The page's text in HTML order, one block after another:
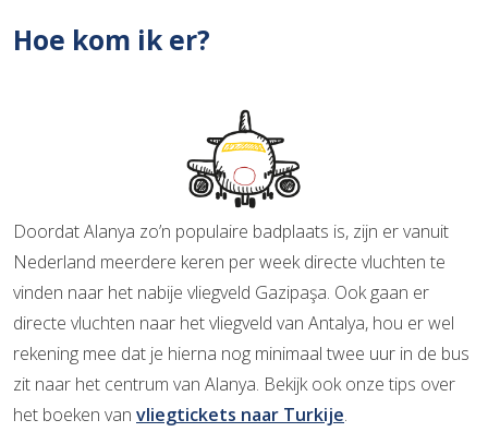
Hoe kom ik er?
Doordat Alanya zo’n populaire badplaats is, zijn er vanuit
Nederland meerdere keren per week directe vluchten te
vinden naar het nabije vliegveld Gazipaşa. Ook gaan er
directe vluchten naar het vliegveld van Antalya, hou er wel
rekening mee dat je hierna nog minimaal twee uur in de bus
zit naar het centrum van Alanya. Bekijk ook onze tips over
het boeken van vliegtickets naar Turkije.